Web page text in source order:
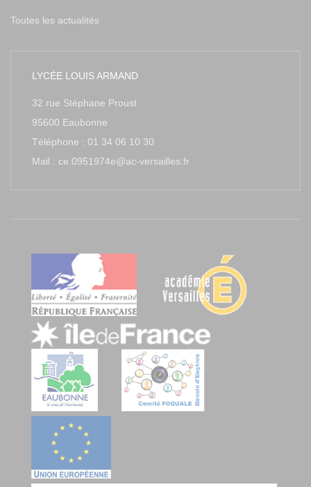
Toutes les actualités
LYCÉE LOUIS ARMAND
32 rue Stéphane Proust
95600 Eaubonne
Téléphone : 01 34 06 10 30
Mail : ce.0951974e@ac-versailles.fr